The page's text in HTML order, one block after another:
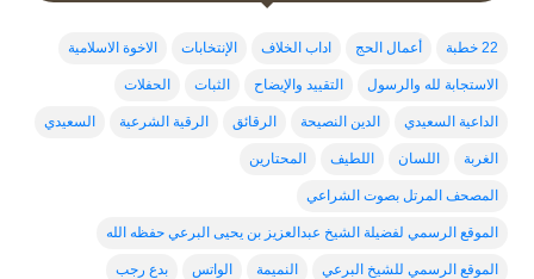
22 خطبة أعمال الحج اداب الخلاف الإنتخابات الاخوة الاسلامية
الاستجابة لله والرسول التقييد والإيضاح الثبات الحفلات
الداعية السعيدي الدين النصيحة الرقائق الرقية الشرعية السعيدي
الغربة اللسان اللطيف المحتارين
المصحف المرتل بصوت الشراعي
الموقع الرسمي لفضيلة الشيخ عبدالعزيز بن يحيى البرعي حفظه الله
الموقع الرسمي للشيخ البرعي النميمة الواتس بدع رجب